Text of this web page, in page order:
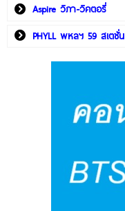
Aspire วิภา-วิคตอรี่
PHYLL พหลฯ 59 สเตชั่น